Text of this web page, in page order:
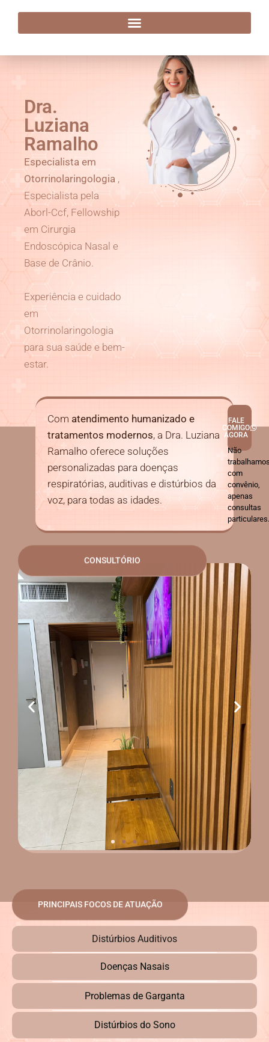
Dra. Luziana Ramalho
Dra.
Luziana
Ramalho
Especialista em
Otorrinolaringologia ,
Especialista pela
Aborl-Ccf, Fellowship
em Cirurgia
Endoscópica Nasal e
Base de Crânio.
Experiência e cuidado
em
Otorrinolaringologia
para sua saúde e bem-
estar.
Com atendimento humanizado e
tratamentos modernos, a Dra. Luziana
Ramalho oferece soluções
personalizadas para doenças
respiratórias, auditivas e distúrbios da
voz, para todas as idades.
FALE
COMIGO
AGORA
Não
com
convênio,
apenas
consultas
particulares.
CONSULTÓRIO
PRINCIPAIS FOCOS DE ATUAÇÃO
Distúrbios Auditivos
Doenças Nasais
Problemas de Garganta
Distúrbios do Sono